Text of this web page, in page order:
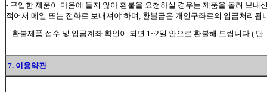
- 구입한 제품이 마음에 들지 않아 환불을 요청하실 경우는 제품을 돌려 보내
적어서 메일 또는 전화로 보내셔야 하며, 환불금은 개인구좌로의 입금처리됩
- 환불제품 접수 및 입금계좌 확인이 되면 1~2일 안으로 환불해 드립니다.(
7. 이용약관